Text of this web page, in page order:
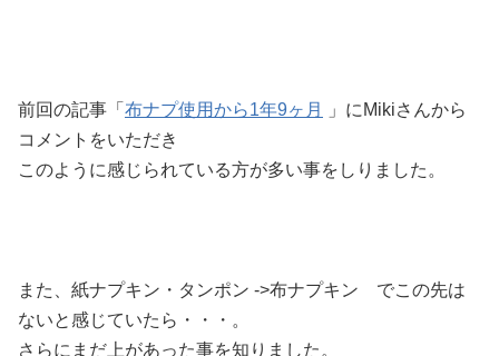
前回の記事「 布ナプ使用から1年9ヶ月
」にMikiさんから
コメントをいただき
このように感じられている方が多い事をしりました。
また、紙ナプキン・タンポン ->布ナプキン でこの先は
ないと感じていたら・・・。
さらにまだ上があった事を知りました。